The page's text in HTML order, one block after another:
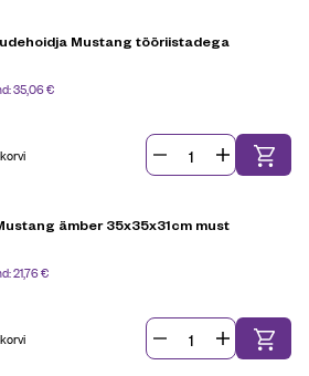
Mustang tööriistadega
35,06€
ämber 35x35x31cm must
21,76€